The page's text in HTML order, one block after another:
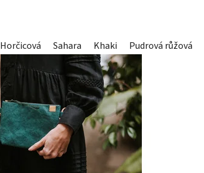
Horčicová Sahara Khaki Pudrová růžová